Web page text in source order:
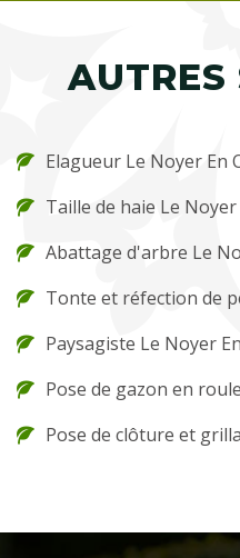
AUTRES
Elagueur Le Noyer En
Taille de haie Le Noyer
Abattage d'arbre Le
Tonte et réfection de
Paysagiste Le Noyer
Pose de gazon en
Pose de clôture et